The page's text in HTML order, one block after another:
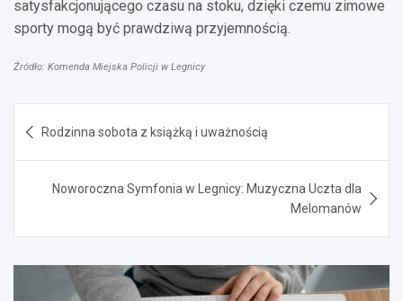
satysfakcjonującego czasu na stoku, dzięki czemu zimowe
sporty mogą być prawdziwą przyjemnością.
Źródło: Komenda Miejska Policji w Legnicy
wpisuRodzinna sobota z książką i uważnością
Noworoczna Symfonia w Legnicy: Muzyczna Uczta dla
Melomanów